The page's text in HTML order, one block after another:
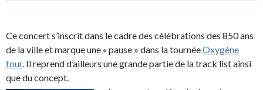
Ce concert s’inscrit dans le cadre des célébrations des 850 ans
de la ville et marque une « pause » dans la tournéeOxygène
tour. Il reprend d’ailleurs une grande partie de la track list ainsi
que du concept.